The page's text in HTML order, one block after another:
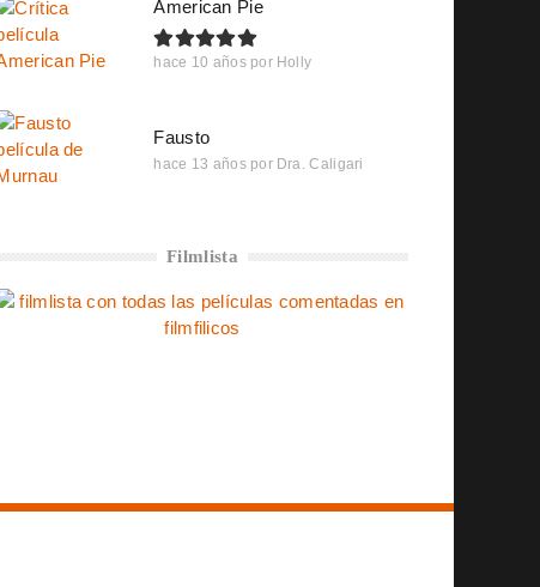
American Pie
hace 10 años por Holly
Fausto
hace 13 años por Dra. Caligari
Filmlista